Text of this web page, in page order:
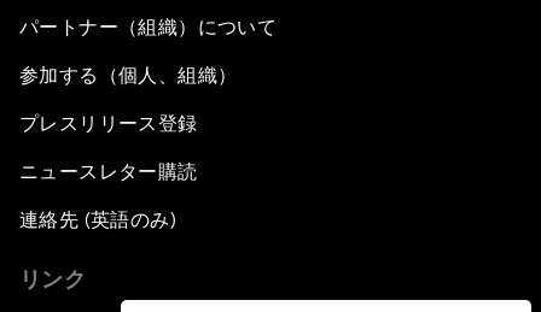
パートナー（組織）について
参加する（個人、組織）
プレスリリース登録
ニュースレター購読
連絡先 (英語のみ)
リンク